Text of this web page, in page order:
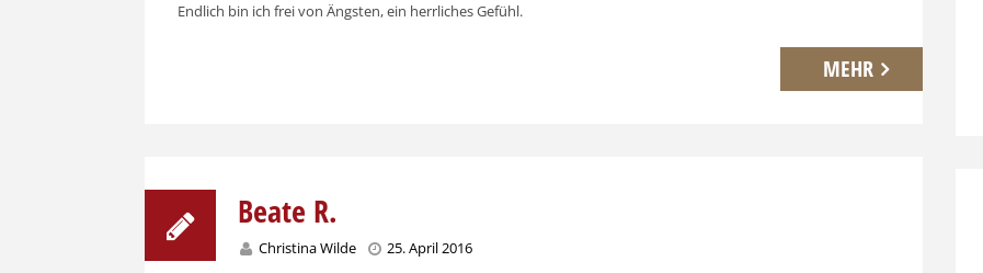
Endlich bin ich frei von Ängsten, ein herrliches Gefühl.
MEHR
Beate R.
Christina Wilde 25. April 2016